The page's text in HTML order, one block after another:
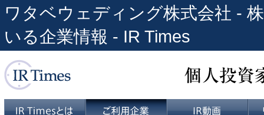
ワタベウェディング株式会社 -
いる企業情報 - IR Times